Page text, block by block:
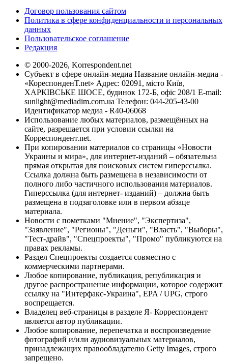
Договор пользования сайтом
Политика в сфере конфиденциальности и персональных
данных
Пользовательское соглашение
Редакция
© 2000-2026, Korrespondent.net
Субъект в сфере онлайн-медиа Название онлайн-медиа -
«КореспонденТ.net» Адрес: 02091, місто Київ,
ХАРКІВСЬКЕ ШОСЕ, будинок 172-Б, офіс 208/1 E-mail:
sunlight@mediadim.com.ua Телефон: 044-205-43-00
Идентификатор медиа - R40-06068
Использование любых материалов, размещённых на
сайте, разрешается при условии ссылки на
Корреспондент.net.
При копировании материалов со страницы «Новости
Украины и мира», для интернет-изданий – обязательна
прямая открытая для поисковых систем гиперссылка.
Ссылка должна быть размещена в независимости от
полного либо частичного использования материалов.
Гиперссылка (для интернет- изданий) – должна быть
размещена в подзаголовке или в первом абзаце
материала.
Новости с пометками "Мнение", "Экспертиза",
"Заявление", "Регионы", "Деньги", "Власть", "Выборы",
"Тест-драйв", "Спецпроекты", "Промо" публикуются на
правах рекламы.
Раздел Спецпроекты создается совместно с
коммерческими партнерами.
Любое копирование, публикация, републикация и
другое распространение информации, которое содержит
ссылку на "Интерфакс-Украина", EPA / UPG, строго
воспрещается.
Владелец веб-страницы в разделе Я- Корреспондент
является автор публикации.
Любое копирование, перепечатка и воспроизведение
фотографий и/или аудиовизуальных материалов,
принадлежащих правообладателю Getty Images, строго
запрещено.